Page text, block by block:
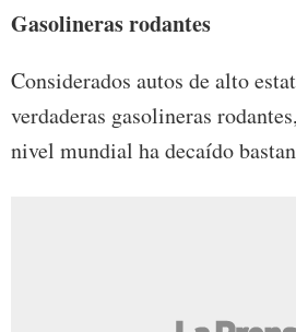
Gasolineras rodantes
Considerados autos de alto
verdaderas gasolineras
nivel mundial ha decaído